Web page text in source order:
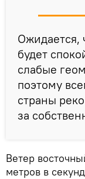
Ожидается,
будет
слабые
поэтому
страны
за
Ветер
метров в